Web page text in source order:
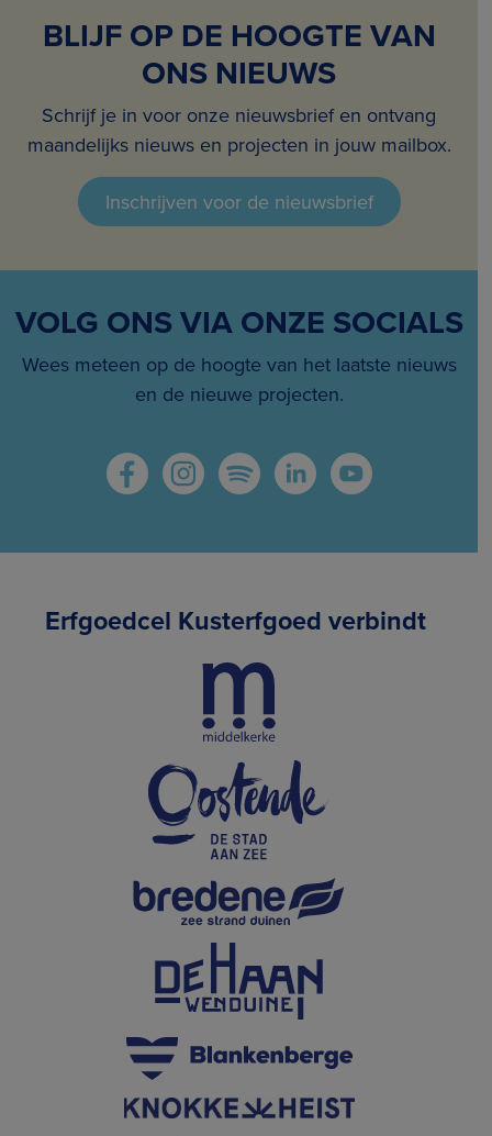
BLIJF OP DE HOOGTE VAN
ONS NIEUWS
Schrijf je in voor onze nieuwsbrief en ontvang
maandelijks nieuws en projecten in jouw mailbox.
Inschrijven voor de nieuwsbrief
VOLG ONS VIA ONZE SOCIALS
Wees meteen op de hoogte van het laatste nieuws
en de nieuwe projecten.
Erfgoedcel Kusterfgoed verbindt